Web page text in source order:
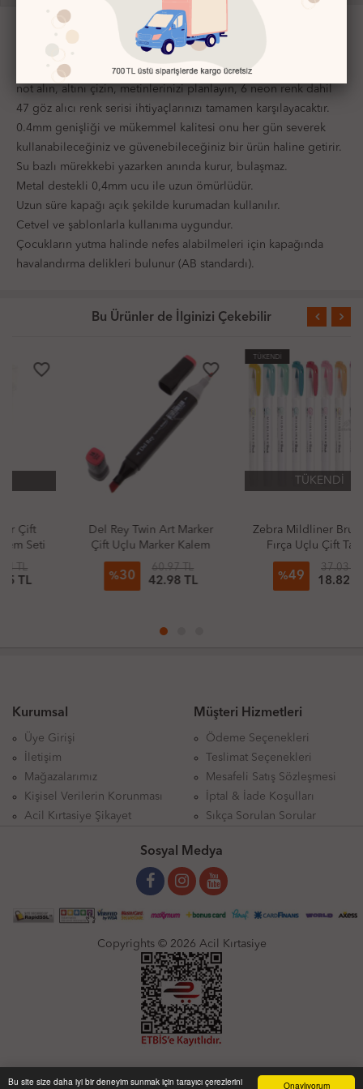
Onaylıyorum
Bu site size daha iyi bir deneyim sunmak için tarayıcı çerezlerini
Hemen dikkatinizi çekecek STABILO point 88 keçeli kalemi tüm
dünyada birçok insan tarafından sevilmesi ve 6 milyarın
üzerinde satılmasıyla değişmeyen bir klasiktir. İster metin yazın,
not alın, altını çizin, metinlerinizi planlayın, 6 neon renk dahil
47 göz alıcı renk serisi ihtiyaçlarınızı tamamen karşılayacaktır.
0.4mm genişliği ve mükemmel kalitesi onu her gün severek
kullanabileceğiniz ve güvenebileceğiniz bir ürün haline getirir.
Su bazlı mürekkebi yazarken anında kurur, bulaşmaz.
Metal destekli 0,4mm ucu ile uzun ömürlüdür.
Uzun süre kapağı açık şekilde kurumadan kullanılır.
Cetvel ve şablonlarla kullanıma uygundur.
Çocukların yutma halinde nefes alabilmeleri için kapağında
havalandırma delikleri bulunur (AB standardı).
Bu Ürünler de İlginizi Çekebilir
favorite_border
Del Rey Twin Art Marker
Çift Uçlu Marker Kalem
60.97 TL
42.98 TL
favorite_border
Zebra Mildliner Brush Pen
Fırça Uçlu Çift Taraflı
Kalem
37.03 TL
18.82 TL
Kurumsal
Üye Girişi
İletişim
Mağazalarımız
Kişisel Verilerin Korunması
Acil Kırtasiye Şikayet
Müşteri Hizmetleri
Ödeme Seçenekleri
Teslimat Seçenekleri
Mesafeli Satış Sözleşmesi
İptal & İade Koşulları
Sıkça Sorulan Sorular
Sosyal Medya
Copyrights © 2026 Acil Kırtasiye